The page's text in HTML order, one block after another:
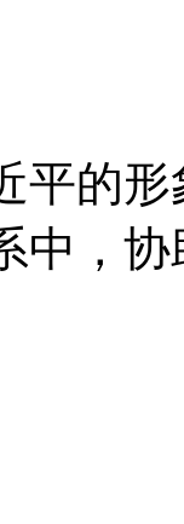
平的
中，